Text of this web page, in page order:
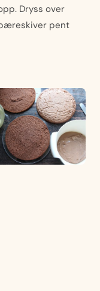
Dryss over
pent